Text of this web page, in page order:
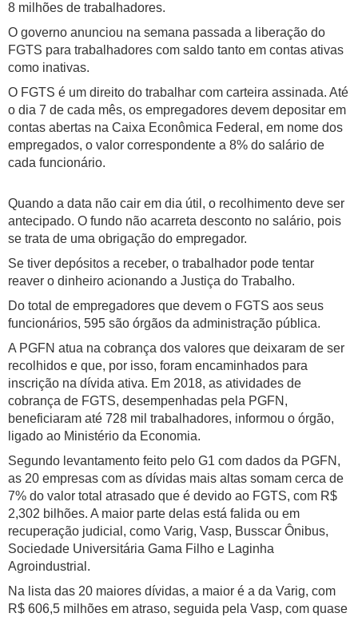
8 milhões de trabalhadores.
O governo anunciou na semana passada a liberação do
FGTS para trabalhadores com saldo tanto em contas ativas
como inativas.
O FGTS é um direito do trabalhar com carteira assinada. Até
o dia 7 de cada mês, os empregadores devem depositar em
contas abertas na Caixa Econômica Federal, em nome dos
empregados, o valor correspondente a 8% do salário de
cada funcionário.
Quando a data não cair em dia útil, o recolhimento deve ser
antecipado. O fundo não acarreta desconto no salário, pois
se trata de uma obrigação do empregador.
Se tiver depósitos a receber, o trabalhador pode tentar
reaver o dinheiro acionando a Justiça do Trabalho.
Do total de empregadores que devem o FGTS aos seus
funcionários, 595 são órgãos da administração pública.
A PGFN atua na cobrança dos valores que deixaram de ser
recolhidos e que, por isso, foram encaminhados para
inscrição na dívida ativa. Em 2018, as atividades de
cobrança de FGTS, desempenhadas pela PGFN,
beneficiaram até 728 mil trabalhadores, informou o órgão,
ligado ao Ministério da Economia.
Segundo levantamento feito pelo G1 com dados da PGFN,
as 20 empresas com as dívidas mais altas somam cerca de
7% do valor total atrasado que é devido ao FGTS, com R$
2,302 bilhões. A maior parte delas está falida ou em
recuperação judicial, como Varig, Vasp, Busscar Ônibus,
Sociedade Universitária Gama Filho e Laginha
Agroindustrial.
Na lista das 20 maiores dívidas, a maior é a da Varig, com
R$ 606,5 milhões em atraso, seguida pela Vasp, com quase